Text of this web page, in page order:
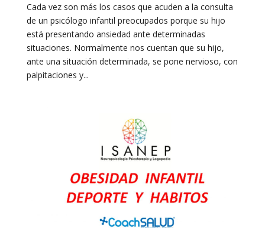
Cada vez son más los casos que acuden a la consulta
de un psicólogo infantil preocupados porque su hijo
está presentando ansiedad ante determinadas
situaciones. Normalmente nos cuentan que su hijo,
ante una situación determinada, se pone nervioso, con
palpitaciones y...